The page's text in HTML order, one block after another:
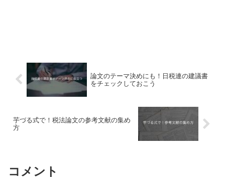
論文のテーマ決めにも！日税連の建議書
をチェックしておこう
芋づる式で！税法論文の参考文献の集め
方
コメント